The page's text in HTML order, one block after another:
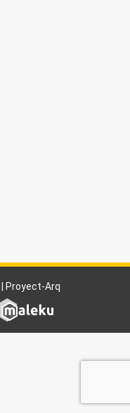
Proyect-Arq